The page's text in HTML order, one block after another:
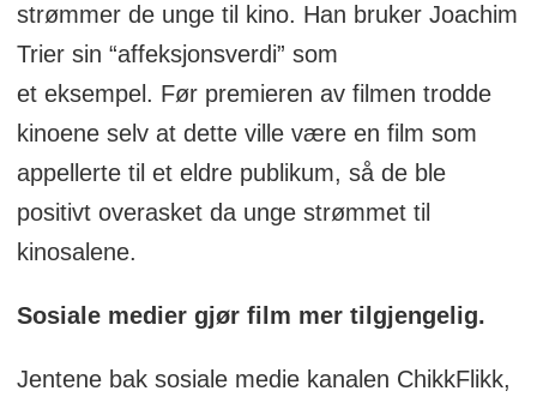
strømmer de unge til kino. Han bruker Joachim
Trier sin “affeksjonsverdi” som
et eksempel. Før premieren av filmen trodde
kinoene selv at dette ville være en film som
appellerte til et eldre publikum, så de ble
positivt overasket da unge strømmet til
kinosalene.
Sosiale medier gjør film mer tilgjengelig.
Jentene bak sosiale medie kanalen ChikkFlikk,